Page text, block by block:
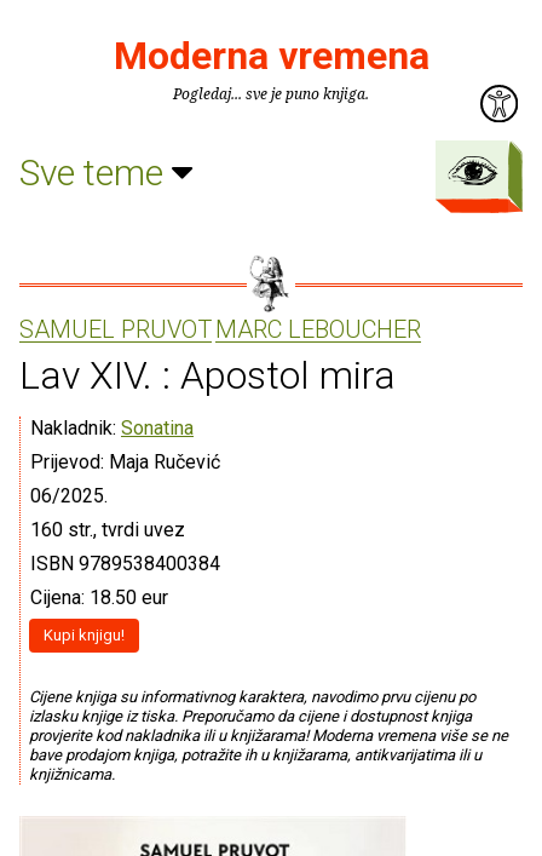
Moderna vremena
Pogledaj... sve je puno knjiga.
Sve teme
SAMUEL PRUVOTMARC LEBOUCHER
Lav XIV. : Apostol mira
Nakladnik: Sonatina
Prijevod: Maja Ručević
06/2025.
160 str., tvrdi uvez
ISBN 9789538400384
Cijena: 18.50 eur
Kupi knjigu!
Cijene knjiga su informativnog karaktera, navodimo prvu cijenu po
izlasku knjige iz tiska. Preporučamo da cijene i dostupnost knjiga
provjerite kod nakladnika ili u knjižarama! Moderna vremena više se ne
bave prodajom knjiga, potražite ih u knjižarama, antikvarijatima ili u
knjižnicama.